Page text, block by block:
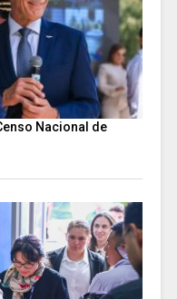
Nacional de